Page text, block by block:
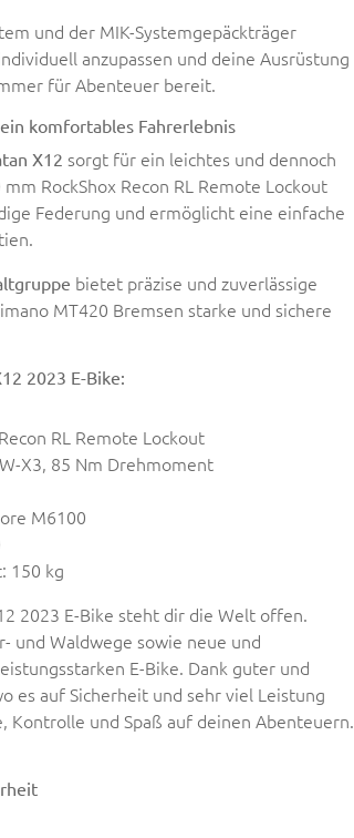
und der MIK-Systemgepäckträger
anzupassen und deine Ausrüstung
für Abenteuer bereit.
komfortables Fahrerlebnis
X12 sorgt für ein leichtes und dennoch
RockShox Recon RL Remote Lockout
Federung und ermöglicht eine einfache
bietet präzise und zuverlässige
MT420 Bremsen starke und sichere
2023 E-Bike:
RL Remote Lockout
X3, 85 Nm Drehmoment
M6100
150 kg
2023 E-Bike steht dir die Welt offen.
und Waldwege sowie neue und
E-Bike. Dank guter und
es auf Sicherheit und sehr viel Leistung
Kontrolle und Spaß auf deinen Abenteuern.